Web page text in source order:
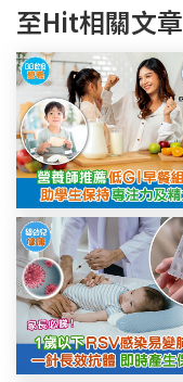
至Hit相關文章